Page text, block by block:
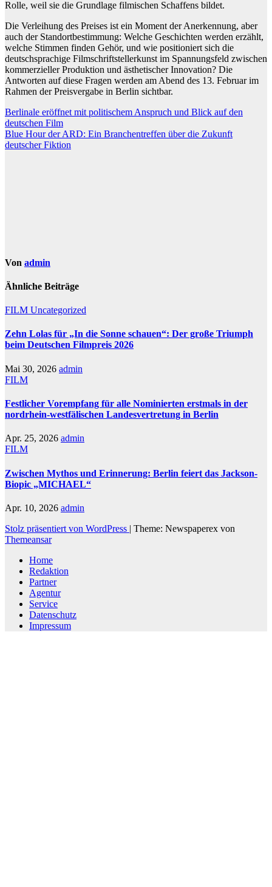
Rolle, weil sie die Grundlage filmischen Schaffens bildet.
Die Verleihung des Preises ist ein Moment der Anerkennung, aber
auch der Standortbestimmung: Welche Geschichten werden erzählt,
welche Stimmen finden Gehör, und wie positioniert sich die
deutschsprachige Filmschriftstellerkunst im Spannungsfeld zwischen
kommerzieller Produktion und ästhetischer Innovation? Die
Antworten auf diese Fragen werden am Abend des 13. Februar im
Rahmen der Preisvergabe in Berlin sichtbar.
Beitragsnavigation
Berlinale eröffnet mit politischem Anspruch und Blick auf den
deutschen Film
Blue Hour der ARD: Ein Branchentreffen über die Zukunft
deutscher Fiktion
Von admin
Ähnliche Beiträge
FILM Uncategorized
Zehn Lolas für „In die Sonne schauen“: Der große Triumph
beim Deutschen Filmpreis 2026
Mai 30, 2026 admin
FILM
Festlicher Vorempfang für alle Nominierten erstmals in der
nordrhein-westfälischen Landesvertretung in Berlin
Apr. 25, 2026 admin
FILM
Zwischen Mythos und Erinnerung: Berlin feiert das Jackson-
Biopic „MICHAEL“
Apr. 10, 2026 admin
Stolz präsentiert von WordPress | Theme: Newspaperex von
Themeansar
Home
Redaktion
Partner
Agentur
Service
Datenschutz
Impressum